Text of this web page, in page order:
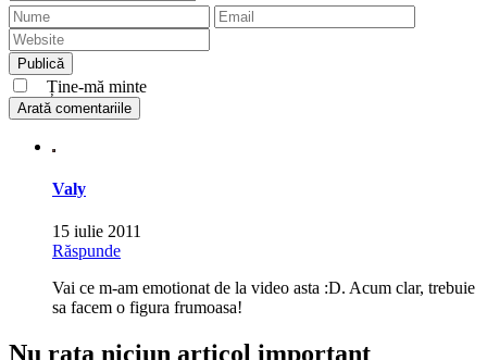
Ține-mă minte
Arată comentariile
Valy
15 iulie 2011
Răspunde
Vai ce m-am emotionat de la video asta :D. Acum clar, trebuie
sa facem o figura frumoasa!
Nu rata niciun articol important